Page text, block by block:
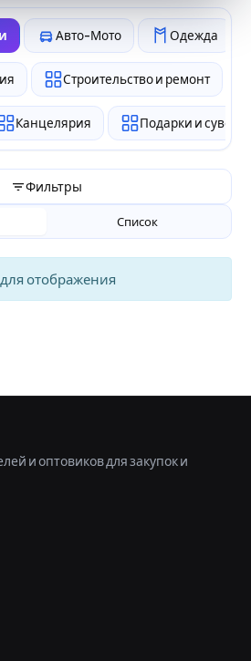
Авто-Мото Одежда
Строительство и ремонт
Канцелярия Подарки и
Фильтры
Список
отображения
и оптовиков для закупок и